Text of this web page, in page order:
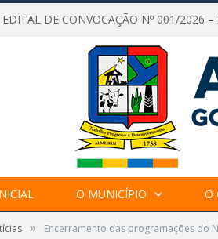
EDITAL DE CONVOCAÇÃO Nº 001/2026 –
O MUNICÍPIO O
» Encerramento das programações do